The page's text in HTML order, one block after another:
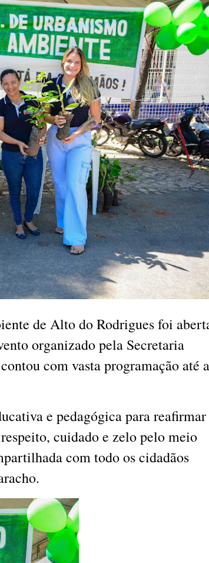
de Alto do Rodrigues foi
organizado pela Secretaria
com vasta programação até a
e pedagógica para
cuidado e zelo pelo meio
com todo os cidadãos